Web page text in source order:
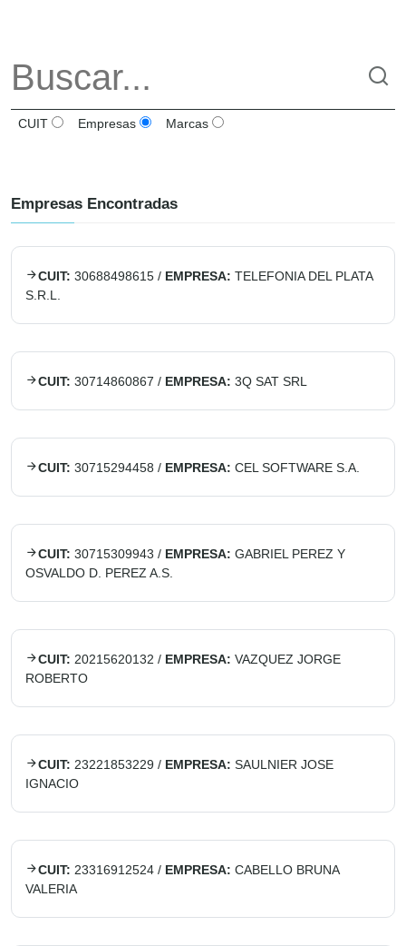
CUIT Empresas Marcas
Empresas Encontradas
CUIT: 30688498615 / EMPRESA: TELEFONIA DEL PLATA
S.R.L.
CUIT: 30714860867 / EMPRESA: 3Q SAT SRL
CUIT: 30715294458 / EMPRESA: CEL SOFTWARE S.A.
CUIT: 30715309943 / EMPRESA: GABRIEL PEREZ Y
OSVALDO D. PEREZ A.S.
CUIT: 20215620132 / EMPRESA: VAZQUEZ JORGE
ROBERTO
CUIT: 23221853229 / EMPRESA: SAULNIER JOSE
IGNACIO
CUIT: 23316912524 / EMPRESA: CABELLO BRUNA
VALERIA